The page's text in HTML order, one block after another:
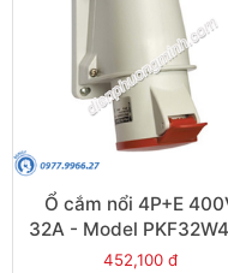
Ổ cắm nổi 4P+E
32A - Model
452,100 đ